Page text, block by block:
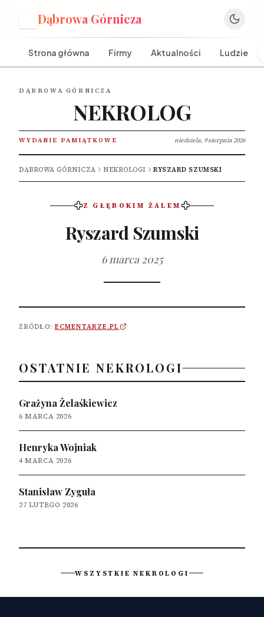
Dąbrowa Górnicza
Strona główna Firmy Aktualności Ludzie
DĄBROWA GÓRNICZA
NEKROLOG
WYDANIE PAMIĄTKOWE niedziela, 9 sierpnia 2026
DĄBROWA GÓRNICZA NEKROLOGI RYSZARD SZUMSKI
Z GŁĘBOKIM ŻALEM
Ryszard Szumski
6 marca 2025
ŹRÓDŁO: ECMENTARZE.PL
OSTATNIE NEKROLOGI
Grażyna Żelaśkiewicz
6 MARCA 2026
Henryka Wojniak
4 MARCA 2026
Stanisław Zyguła
27 LUTEGO 2026
WSZYSTKIE NEKROLOGI